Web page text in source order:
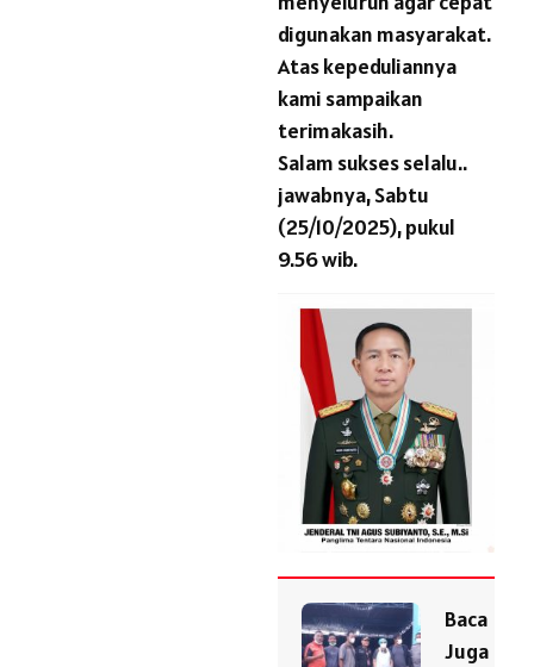
digunakan masyarakat.
Atas kepeduliannya
kami sampaikan
terimakasih.
Salam sukses selalu..
jawabnya, Sabtu
(25/10/2025), pukul
9.56 wib.
Baca
Juga